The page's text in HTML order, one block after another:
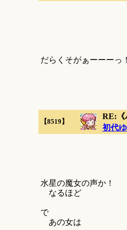
だらくそがぁーーーっ
【8519】
RE:《
初代
水星の魔女の声か！
なるほど
で
あの女は